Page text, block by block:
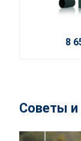
8
Советы и